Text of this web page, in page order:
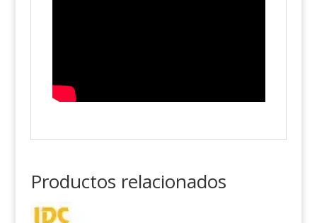
Productos relacionados